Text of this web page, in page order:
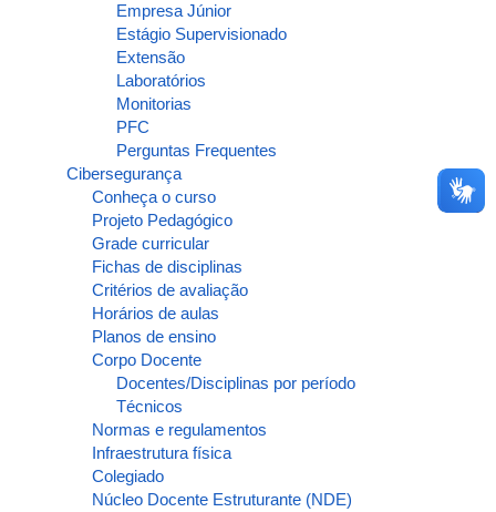
Empresa Júnior
Estágio Supervisionado
Extensão
Laboratórios
Monitorias
PFC
Perguntas Frequentes
Cibersegurança
Conheça o curso
Projeto Pedagógico
Grade curricular
Fichas de disciplinas
Critérios de avaliação
Horários de aulas
Planos de ensino
Corpo Docente
Docentes/Disciplinas por período
Técnicos
Normas e regulamentos
Infraestrutura física
Colegiado
Núcleo Docente Estruturante (NDE)